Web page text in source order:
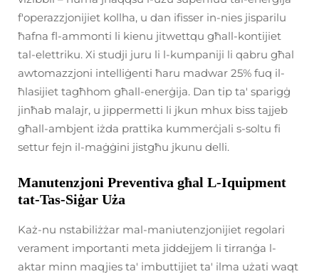
f'operazzjonijiet kollha, u dan ifisser in-nies jisparilu
ħafna fl-ammonti li kienu jitwettqu għall-kontijiet
tal-elettriku. Xi studji juru li l-kumpaniji li qabru għal
awtomazzjoni intelliġenti ħaru madwar 25% fuq il-
ħlasijiet tagħhom għall-enerġija. Dan tip ta' sparigġ
jinħab malajr, u jippermetti li jkun mhux biss tajjeb
għall-ambjent iżda prattika kummerċjali s-soltu fi
settur fejn il-maġġini jistgħu jkunu delli.
Manutenzjoni Preventiva għal L-Iquipment
tat-Tas-Siġar Uża
Każ-nu nstabiliżżar mal-maniutenzjonijiet regolari
verament importanti meta jiddejjem li tirranġa l-
aktar minn maqjies ta' imbuttijiet ta' ilma użati waqt